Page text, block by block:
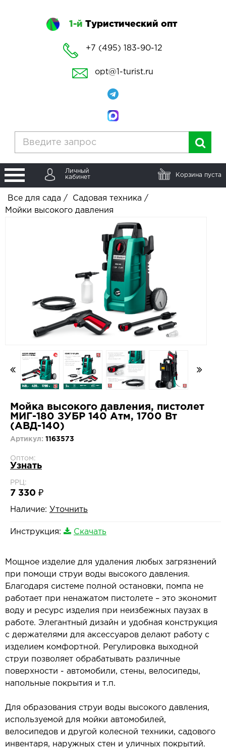
1-й Туристический опт
+7 (495) 183-90-12
opt@1-turist.ru
Личный
кабинет
Корзина пуста
Все для сада / Садовая техника /
Мойки высокого давления
Мойка высокого давления, пистолет
МИГ-180 ЗУБР 140 Атм, 1700 Вт
(АВД-140)
Артикул: 1163573
Оптом:
Узнать
РРЦ:
7 330 ₽
Наличие: Уточнить
Инструкция: Скачать
Мощное изделие для удаления любых загрязнений
при помощи струи воды высокого давления.
Благодаря системе полной остановки, помпа не
работает при ненажатом пистолете – это экономит
воду и ресурс изделия при неизбежных паузах в
работе. Элегантный дизайн и удобная конструкция
с держателями для аксессуаров делают работу с
изделием комфортной. Регулировка выходной
струи позволяет обрабатывать различные
поверхности - автомобили, стены, велосипеды,
напольные покрытия и т.п.
Для образования струи воды высокого давления,
используемой для мойки автомобилей,
велосипедов и другой колесной техники, садового
инвентаря, наружных стен и уличных покрытий.